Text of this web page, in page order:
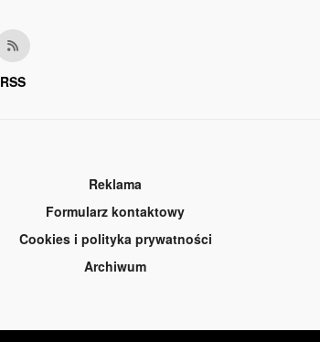
RSS
Reklama
Formularz kontaktowy
Cookies i polityka prywatności
Archiwum